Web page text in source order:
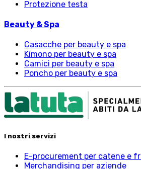
Protezione testa
Beauty & Spa
Casacche per beauty e spa
Kimono per beauty e spa
Camici per beauty e spa
Poncho per beauty e spa
I nostri servizi
E-procurement per catene e
Merchandising per aziende